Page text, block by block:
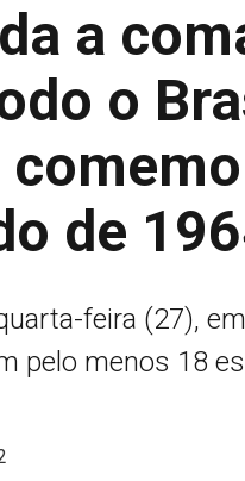
a
o
de
feira (27),
pelo menos 18